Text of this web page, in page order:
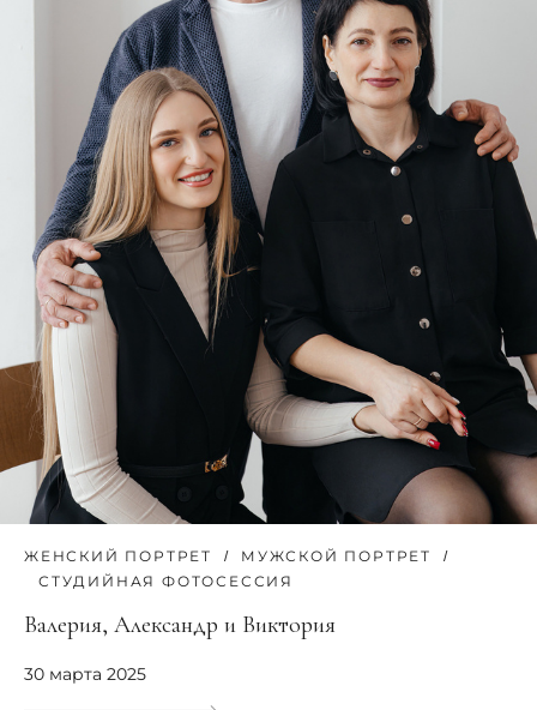
ЖЕНСКИЙ ПОРТРЕТ
МУЖСКОЙ ПОРТРЕТ
СТУДИЙНАЯ ФОТОСЕССИЯ
Валерия, Александр и Виктория
30 марта 2025